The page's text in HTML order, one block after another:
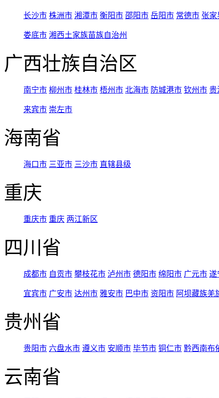
长沙市 株洲市 湘潭市 衡阳市 邵阳市 岳阳市 常德市 张家
娄底市 湘西土家族苗族自治州
广西壮族自治区
南宁市 柳州市 桂林市 梧州市 北海市 防城港市 钦州市 贵
来宾市 崇左市
海南省
海口市 三亚市 三沙市 直辖县级
重庆
重庆市 重庆 两江新区
四川省
成都市 自贡市 攀枝花市 泸州市 德阳市 绵阳市 广元市 遂
宜宾市 广安市 达州市 雅安市 巴中市 资阳市 阿坝藏族羌
贵州省
贵阳市 六盘水市 遵义市 安顺市 毕节市 铜仁市 黔西南布
云南省